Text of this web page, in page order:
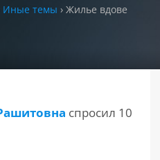
Иные темы › Жилье вдове
спросил 10